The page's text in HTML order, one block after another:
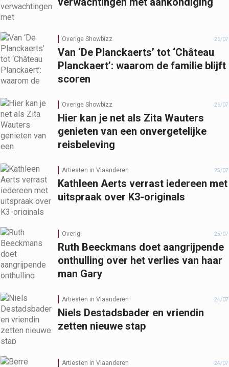
Overige Showbizz 26/07
Van ‘De Planckaerts’ tot ‘Château
Planckaert’: waarom de familie blijft
scoren
Overige Showbizz 26/07
Hier kan je net als Zita Wauters
genieten van een onvergetelijke
reisbeleving
Artiesten in Vlaanderen 25/07
Kathleen Aerts verrast iedereen met
uitspraak over K3-originals
Overig 25/07
Ruth Beeckmans doet aangrijpende
onthulling over het verlies van haar
man Gary
Artiesten in Vlaanderen 24/07
Niels Destadsbader en vriendin
zetten nieuwe stap
Artiesten in Vlaanderen 24/07